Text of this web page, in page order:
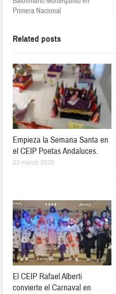
Primera Nacional
Related posts
Empieza la Semana Santa en
el CEIP Poetas Andaluces.
23 marzo 2026
El CEIP Rafael Alberti
convierte el Carnaval en